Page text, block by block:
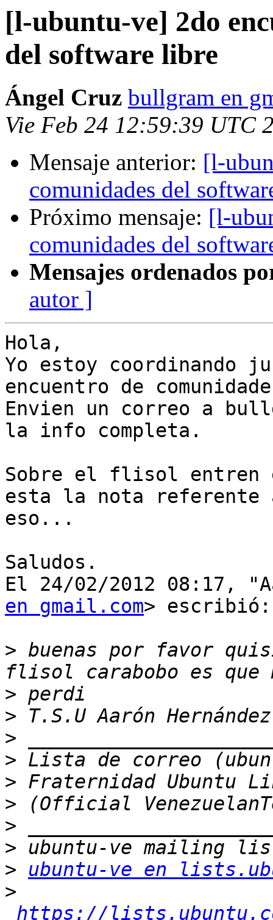
[l-ubuntu-ve] 2do
del software libre
Ángel Cruz bullgram en
Vie Feb 24 12:59:39 UTC
Mensaje anterior: [l-
comunidades del
Próximo mensaje: [l-
comunidades del
Mensajes ordenados
autor ]
Hola,
Yo estoy coordinando
encuentro de
Envien un correo a
la info completa.
Sobre el flisol entren
esta la nota referente
eso...
Saludos.
El 24/02/2012 08:17,
en gmail.com> escribió:
> buenas por favor
>
>
>
>
>
>
>
>
>
ubuntu-ve en
>
https://